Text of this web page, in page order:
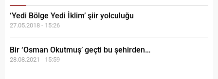
‘Yedi Bölge Yedi İklim’ şiir yolculuğu
27.05.2018 - 15:26
Bir ‘Osman Okutmuş’ geçti bu şehirden…
28.08.2021 - 15:59